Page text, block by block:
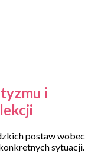
i
postaw wobec
sytuacji.